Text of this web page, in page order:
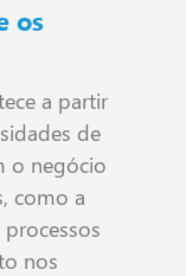
os
a partir
de
o negócio
como a
nos